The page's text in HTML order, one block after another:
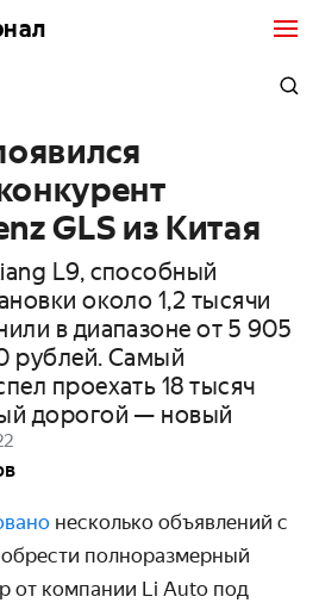
GLS из Китая
L9, способный
около 1,2 тысячи
в диапазоне от 5 905
рублей. Самый
проехать 18 тысяч
дорогой — новый
несколько объявлений с
полноразмерный
от компании Li Auto под